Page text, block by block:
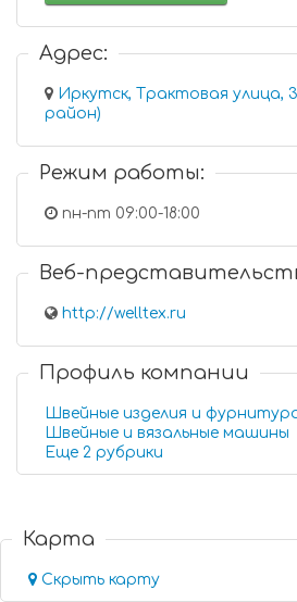
Адрес:
Иркутск, Трактовая улица,
район)
Режим работы:
пн-пт 09:00-18:00
Веб-
http://welltex.ru
Профиль компании
Швейные изделия и
Швейные и вязальные машины
Еще 2 рубрики
Карта
Скрыть карту